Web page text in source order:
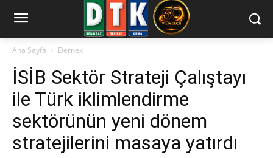
Ana Sayfa Dernek
İSİB Sektör Strateji Çalıştayı
ile Türk iklimlendirme
sektörünün yeni dönem
stratejilerini masaya yatırdı